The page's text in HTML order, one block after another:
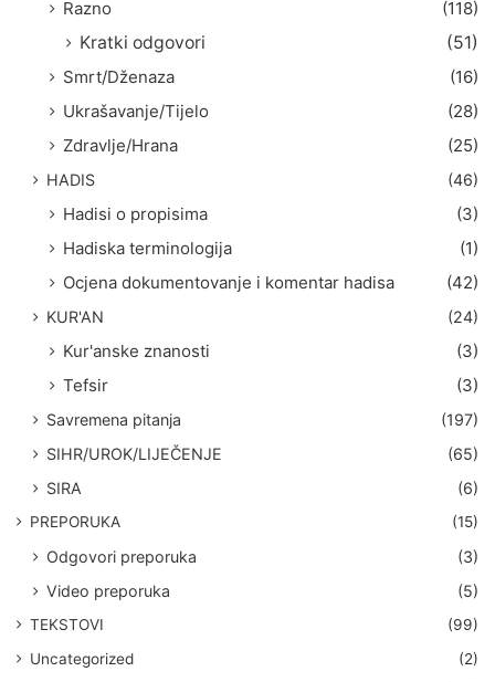
Razno
(118)
Kratki odgovori
(51)
Smrt/Dženaza
(16)
Ukrašavanje/Tijelo
(28)
Zdravlje/Hrana
(25)
HADIS (46)
Hadisi o propisima
(3)
Hadiska terminologija
(1)
Ocjena dokumentovanje i komentar hadisa
(42)
KUR'AN (24)
Kur'anske znanosti
(3)
Tefsir
(3)
Savremena pitanja
(197)
SIHR/UROK/LIJEČENJE
(65)
SIRA
(6)
PREPORUKA (15)
Odgovori preporuka
(3)
Video preporuka
(5)
TEKSTOVI
(99)
Uncategorized
(2)